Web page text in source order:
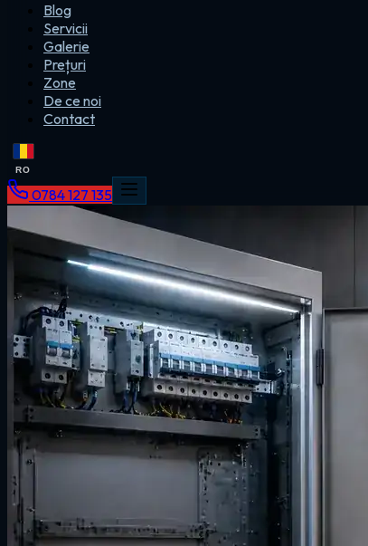
Blog
Servicii
Galerie
Prețuri
Zone
De ce noi
Contact
RO
0784 127 135